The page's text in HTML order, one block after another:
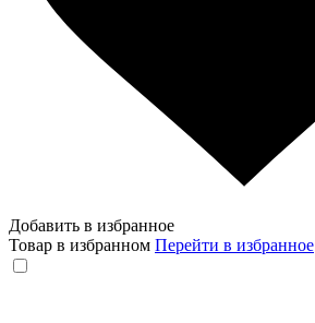
Добавить в избранное
Товар в избранном Перейти в избранное